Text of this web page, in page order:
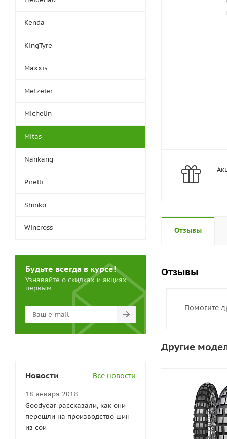
Отзывы
Отзывы
Помогите
Другие
Kenda
KingTyre
Maxxis
Metzeler
Michelin
Mitas
Nankang
Pirelli
Shinko
Wincross
Будьте всегда в курсе!
Узнавайте о скидках и акциях
первым
Новости Все новости
18 января 2018
Goodyear рассказали, как они
перешли на производство шин
из сои